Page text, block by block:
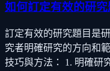
如何訂定有效的研
訂定有效的研究題目是
究者明確研究的方向和
技巧與方法： 1. 明確研